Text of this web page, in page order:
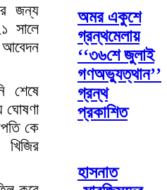
জন্য
সালে
শেষে
ঘোষণা
কে
অমর একুশে
গ্রন্থমেলায়
‘‘৩৬শে জুলাই
গণঅভ্যুত্থান’’
গ্রন্থ
প্রকাশিত
হাসনাত